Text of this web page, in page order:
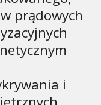
prądowych
i